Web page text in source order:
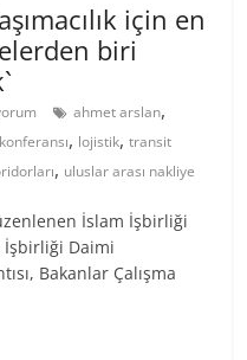
için en
biri
ahmet arslan,
, lojistik,transit
, uluslar arası nakliye
İslam İşbirliği
İşbirliği Daimi
Bakanlar Çalışma